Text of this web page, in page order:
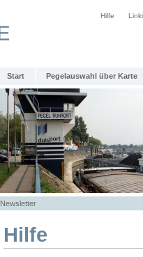
Hilfe
Start Pegelauswahl über Karte
Newsletter
Hilfe